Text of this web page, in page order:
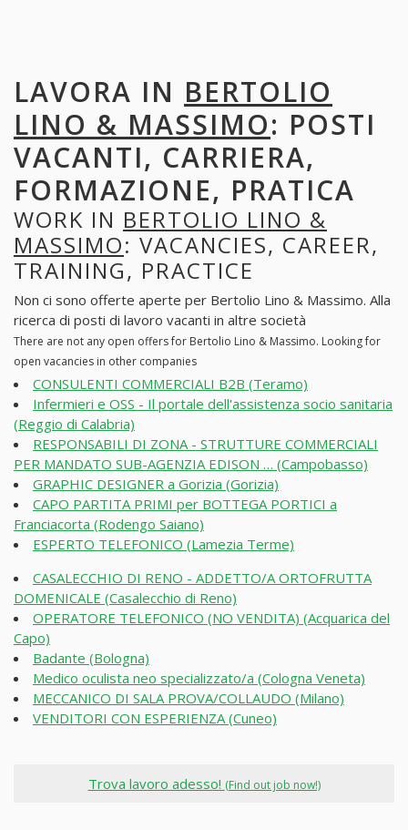
LAVORA IN BERTOLIO
LINO & MASSIMO: POSTI
VACANTI, CARRIERA,
FORMAZIONE, PRATICA
WORK IN BERTOLIO LINO &
MASSIMO: VACANCIES, CAREER,
TRAINING, PRACTICE
Non ci sono offerte aperte per Bertolio Lino & Massimo. Alla
ricerca di posti di lavoro vacanti in altre società
There are not any open offers for Bertolio Lino & Massimo. Looking for
open vacancies in other companies
CONSULENTI COMMERCIALI B2B (Teramo)
Infermieri e OSS - Il portale dell'assistenza socio sanitaria
(Reggio di Calabria)
RESPONSABILI DI ZONA - STRUTTURE COMMERCIALI
PER MANDATO SUB-AGENZIA EDISON … (Campobasso)
GRAPHIC DESIGNER a Gorizia (Gorizia)
CAPO PARTITA PRIMI per BOTTEGA PORTICI a
Franciacorta (Rodengo Saiano)
ESPERTO TELEFONICO (Lamezia Terme)
CASALECCHIO DI RENO - ADDETTO/A ORTOFRUTTA
DOMENICALE (Casalecchio di Reno)
OPERATORE TELEFONICO (NO VENDITA) (Acquarica del
Capo)
Badante (Bologna)
Medico oculista neo specializzato/a (Cologna Veneta)
MECCANICO DI SALA PROVA/COLLAUDO (Milano)
VENDITORI CON ESPERIENZA (Cuneo)
Trova lavoro adesso! (Find out job now!)